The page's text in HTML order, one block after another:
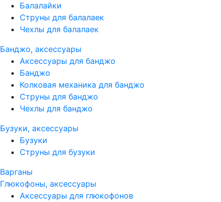
Балалайки
Струны для балалаек
Чехлы для балалаек
Банджо, аксессуары
Аксессуары для банджо
Банджо
Колковая механика для банджо
Струны для банджо
Чехлы для банджо
Бузуки, аксессуары
Бузуки
Струны для бузуки
Варганы
Глюкофоны, аксессуары
Аксессуары для глюкофонов